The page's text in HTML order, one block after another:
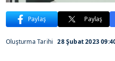
Paylaş Paylaş
Oluşturma Tarihi 28 Şubat 2023